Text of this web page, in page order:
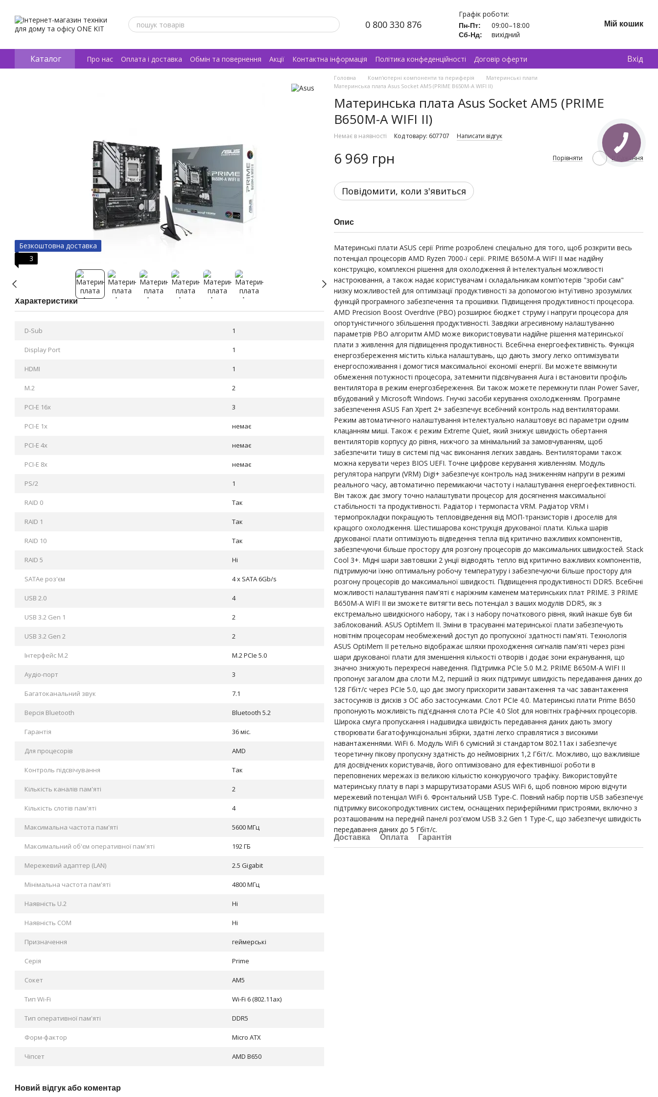
0 800 330 876
Графік роботи:
Пн-Пт: 09:00–18:00
Сб-Нд: вихідний
Мій кошик
Каталог Про нас Оплата і доставка Обмін та повернення Акції Контактна інформація Політика конфеденційності
Договір оферти
Відгуки про магазин
Вхід
Безкоштовна доставка
3
Характеристики
D-Sub 1
Display Port 1
HDMI 1
M.2 2
PCI-E 16x 3
PCI-E 1x немає
PCI-E 4x немає
PCI-E 8x немає
PS/2 1
RAID 0 Так
RAID 1 Так
RAID 10 Так
RAID 5 Ні
SATAe роз'єм 4 x SATA 6Gb/s
USB 2.0 4
USB 3.2 Gen 1 2
USB 3.2 Gen 2 2
Інтерфейс М.2 M.2 PCIe 5.0
Аудіо-порт 3
Багатоканальний звук 7.1
Версія Bluetooth Bluetooth 5.2
Гарантія 36 міс.
Для процесорів AMD
Контроль підсвічування Так
Кількість каналів пам'яті 2
Кількість слотів пам'яті 4
Максимальна частота пам'яті 5600 МГц
Максимальний об'єм оперативної пам'яті 192 ГБ
Мережевий адаптер (LAN) 2.5 Gigabit
Мінімальна частота пам'яті 4800 МГц
Наявність U.2 Ні
Наявність СOM Ні
Призначення геймерські
Серія Prime
Сокет AM5
Тип Wi-Fi Wi-Fi 6 (802.11ax)
Тип оперативної пам'яті DDR5
Форм-фактор Micro ATX
Чіпсет AMD B650
Новий відгук або коментар
Головна Комп'ютерні компоненти та периферія
Материнські плати
Материнська плата Asus Socket AM5 (PRIME B650M-A WIFI II)
Материнська плата Asus Socket AM5 (PRIME
B650M-A WIFI II)
Немає в наявності Код товару: 607707 Написати відгук
6 969 грн Порівняти В бажання
Повідомити, коли з'явиться
Опис
Материнські плати ASUS серії Prime розроблені спеціально для того, щоб розкрити весь
потенціал процесорів AMD Ryzen 7000-ї серії. PRIME B650M-A WIFI II має надійну
конструкцію, комплексні рішення для охолодження й інтелектуальні можливості
настроювання, а також надає користувачам і складальникам комп'ютерів "зроби сам"
низку можливостей для оптимізації продуктивності за допомогою інтуїтивно зрозумілих
функцій програмного забезпечення та прошивки. Підвищення продуктивності процесора.
AMD Precision Boost Overdrive (PBO) розширює бюджет струму і напруги процесора для
опортуністичного збільшення продуктивності. Завдяки агресивному налаштуванню
параметрів PBO алгоритм AMD може використовувати надійне рішення материнської
плати з живлення для підвищення продуктивності. Всебічна енергоефективність. Функція
енергозбереження містить кілька налаштувань, що дають змогу легко оптимізувати
енергоспоживання і домогтися максимальної економії енергії. Ви можете ввімкнути
обмеження потужності процесора, затемнити підсвічування Aura і встановити профіль
вентилятора в режим енергозбереження. Ви також можете перемкнути план Power Saver,
вбудований у Microsoft Windows. Гнучкі засоби керування охолодженням. Програмне
забезпечення ASUS Fan Xpert 2+ забезпечує всебічний контроль над вентиляторами.
Режим автоматичного налаштування інтелектуально налаштовує всі параметри одним
клацанням миші. Також є режим Extreme Quiet, який знижує швидкість обертання
вентиляторів корпусу до рівня, нижчого за мінімальний за замовчуванням, щоб
забезпечити тишу в системі під час виконання легких завдань. Вентиляторами також
можна керувати через BIOS UEFI. Точне цифрове керування живленням. Модуль
регулятора напруги (VRM) Digi+ забезпечує контроль над зниженням напруги в режимі
реального часу, автоматично перемикаючи частоту і налаштування енергоефективності.
Він також дає змогу точно налаштувати процесор для досягнення максимальної
стабільності та продуктивності. Радіатор і термопаста VRM. Радіатор VRM і
термопрокладки покращують тепловідведення від МОП-транзисторів і дроселів для
кращого охолодження. Шестишарова конструкція друкованої плати. Кілька шарів
друкованої плати оптимізують відведення тепла від критично важливих компонентів,
забезпечуючи більше простору для розгону процесорів до максимальних швидкостей. Stack
Cool 3+. Мідні шари завтовшки 2 унції відводять тепло від критично важливих компонентів,
підтримуючи їхню оптимальну робочу температуру і забезпечуючи більше простору для
розгону процесорів до максимальної швидкості. Підвищення продуктивності DDR5. Всебічні
можливості налаштування пам'яті є наріжним каменем материнських плат PRIME. З PRIME
B650M-A WIFI II ви зможете витягти весь потенціал з ваших модулів DDR5, як з
екстремально швидкісного набору, так і з набору початкового рівня, який інакше був би
заблокований. ASUS OptiMem II. Зміни в трасуванні материнської плати забезпечують
новітнім процесорам необмежений доступ до пропускної здатності пам'яті. Технологія
ASUS OptiMem II ретельно відображає шляхи проходження сигналів пам'яті через різні
шари друкованої плати для зменшення кількості отворів і додає зони екранування, що
значно знижують перехресні наведення. Підтримка PCIe 5.0 M.2. PRIME B650M-A WIFI II
пропонує загалом два слоти M.2, перший із яких підтримує швидкість передавання даних до
128 Гбіт/с через PCIe 5.0, що дає змогу прискорити завантаження та час завантаження
застосунків із дисків з ОС або застосунками. Слот PCIe 4.0. Материнські плати Prime B650
пропонують можливість під'єднання слота PCIe 4.0 Slot для новітніх графічних процесорів.
Широка смуга пропускання і надшвидка швидкість передавання даних дають змогу
створювати багатофункціональні збірки, здатні легко справлятися з високими
навантаженнями. WiFi 6. Модуль WiFi 6 сумісний зі стандартом 802.11ax і забезпечує
теоретичну пікову пропускну здатність до неймовірних 1,2 Гбіт/с. Можливо, що важливіше
для досвідчених користувачів, його оптимізовано для ефективнішої роботи в
переповнених мережах із великою кількістю конкуруючого трафіку. Використовуйте
материнську плату в парі з маршрутизаторами ASUS WiFi 6, щоб повною мірою відчути
мережевий потенціал WiFi 6. Фронтальний USB Type-С. Повний набір портів USB забезпечує
підтримку високопродуктивних систем, оснащених периферійними пристроями, включно з
розташованим на передній панелі роз'ємом USB 3.2 Gen 1 Type-C, що забезпечує швидкість
передавання даних до 5 Гбіт/с.
Доставка Оплата Гарантія